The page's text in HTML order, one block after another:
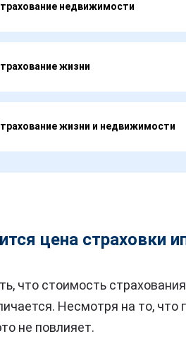
недвижимости
жизни
жизни и недвижимости
цена страховки
что стоимость
Несмотря на то,
не повлияет.